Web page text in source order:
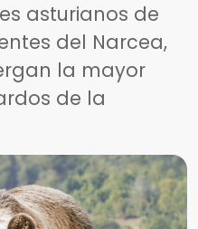
asturianos de
del Narcea,
la mayor
de la